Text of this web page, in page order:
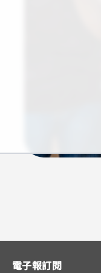
電子報訂閱